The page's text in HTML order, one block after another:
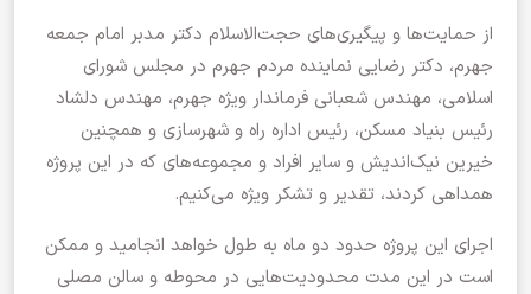
از حمایت‌ها و پیگیری‌های حجت‌الاسلام دکتر مدبر امام جمعه
جهرم، دکتر رضایی نماینده مردم جهرم در مجلس شورای
اسلامی، مهندس شعبانی فرماندار ویژه جهرم، مهندس دلشاد
رئیس بنیاد مسکن، رئیس اداره راه و شهرسازی و همچنین
خیرین نیک‌اندیش و سایر افراد و مجموعه‌های که در این پروژه
همداهی کردند، تقدیر و تشکر ویژه می‌کنیم.
اجرای این پروژه حدود دو ماه به طول خواهد انجامید و ممکن
است در این مدت محدودیت‌هایی در محوطه و سالن مصلی